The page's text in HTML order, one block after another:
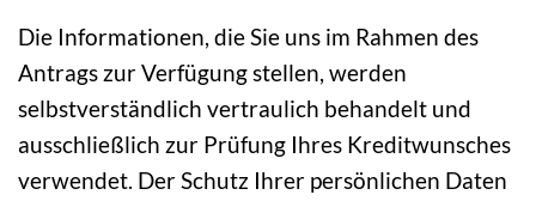
Die Informationen, die Sie uns im Rahmen des
Antrags zur Verfügung stellen, werden
selbstverständlich vertraulich behandelt und
ausschließlich zur Prüfung Ihres Kreditwunsches
verwendet. Der Schutz Ihrer persönlichen Daten